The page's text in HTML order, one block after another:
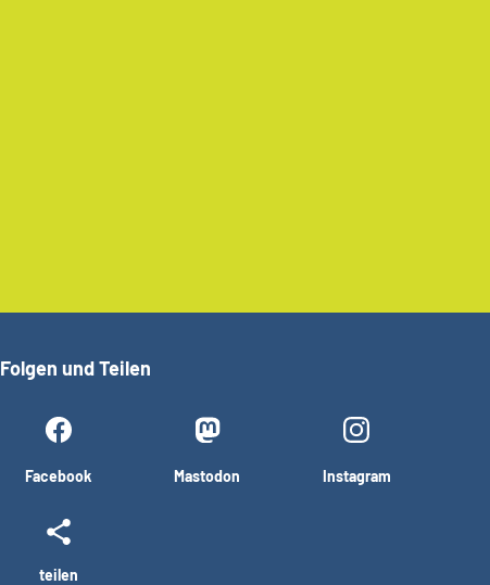
Folgen und Teilen
Facebook Mastodon Instagram
teilen